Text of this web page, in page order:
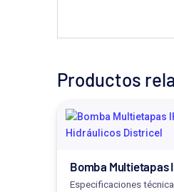
Productos
Bomba Multietapas
Especificaciones